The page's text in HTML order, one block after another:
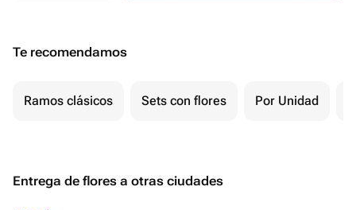
Te recomendamos
Ramos clásicos Sets con flores Por Unidad
Entrega de flores a otras ciudades